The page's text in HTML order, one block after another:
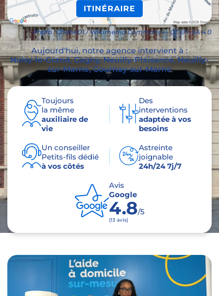
ITINÉRAIRE
Photo : Chabe01 / Wikimedia Commons — CC BY-SA 4.0
Aujourd'hui, notre agence intervient à :
Noisy-le-Grand, Gagny, Neuilly-Plaisance, Neuilly-
sur-Marne, Gournay-sur-Marne
Toujours
la même
auxiliaire de
vie
Des
interventions
adaptée à vos
besoins
Un conseiller
Petits-fils dédié
à vos côtés
Astreinte
joignable
24h/24 7j/7
Avis
Google
4.8/5
(13 avis)